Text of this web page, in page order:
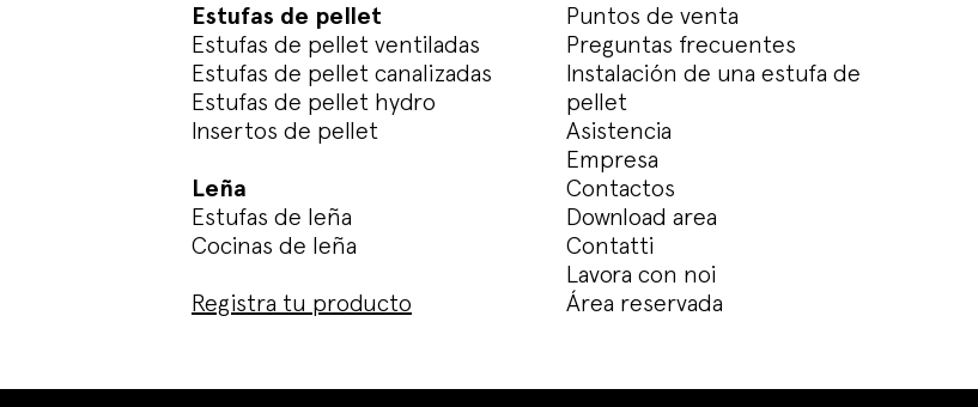
Estufas de pellet
Estufas de pellet ventiladas
Estufas de pellet canalizadas
Estufas de pellet hydro
Insertos de pellet
Leña
Estufas de leña
Cocinas de leña
Registra tu producto
Puntos de venta
Preguntas frecuentes
Instalación de una estufa de
pellet
Asistencia
Empresa
Contactos
Download area
Contatti
Lavora con noi
Área reservada